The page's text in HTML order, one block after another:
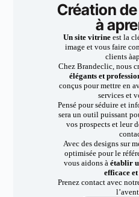
Création
à
Un site vitrineest la
image et vous faire
clients
Chez Brandeclic, nous
élégants et
conçus pour mettre en
services et
Pensé pour séduire et
sera un outil puissant
vos prospects et leur
Avec des designs sur
optimisée pour le
vous aidons à établir
efficace
Prenez contact avec